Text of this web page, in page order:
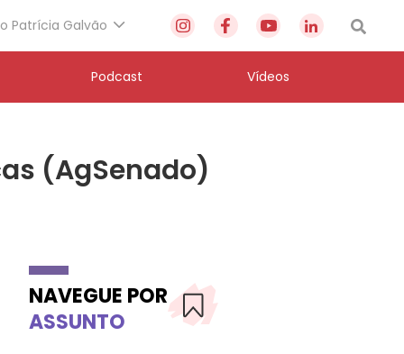
Patrícia Galvão
Podcast Vídeos
(AgSenado)
NAVEGUE POR
ASSUNTO